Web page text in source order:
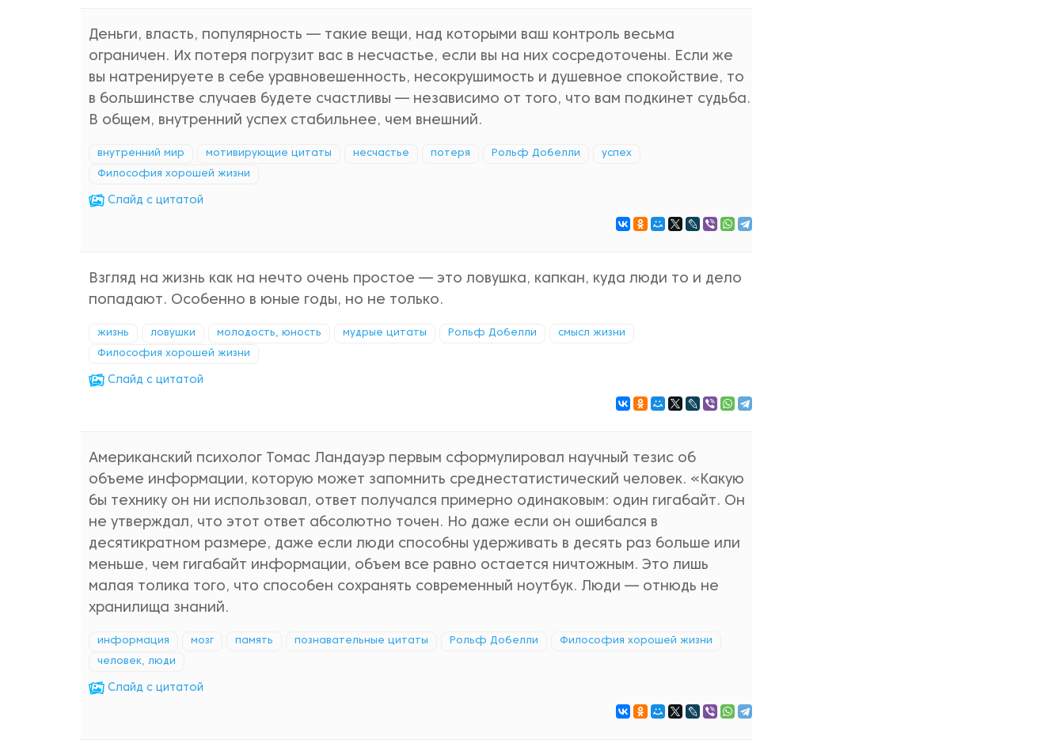
Деньги, власть, популярность — такие вещи, над которыми ваш контроль весьма
ограничен. Их потеря погрузит вас в несчастье, если вы на них сосредоточены. Если же
вы натренируете в себе уравновешенность, несокрушимость и душевное спокойствие, то
в большинстве случаев будете счастливы — независимо от того, что вам подкинет судьба.
В общем, внутренний успех стабильнее, чем внешний.
внутренний мир мотивирующие цитаты несчастье потеря Рольф Добелли успех
Философия хорошей жизни
Cлайд с цитатой
Взгляд на жизнь как на нечто очень простое — это ловушка, капкан, куда люди то и дело
попадают. Особенно в юные годы, но не только.
жизнь ловушки молодость, юность мудрые цитаты Рольф Добелли смысл жизни
Философия хорошей жизни
Cлайд с цитатой
Американский психолог Томас Ландауэр первым сформулировал научный тезис об
объеме информации, которую может запомнить среднестатистический человек. «Какую
бы технику он ни использовал, ответ получался примерно одинаковым: один гигабайт. Он
не утверждал, что этот ответ абсолютно точен. Но даже если он ошибался в
десятикратном размере, даже если люди способны удерживать в десять раз больше или
меньше, чем гигабайт информации, объем все равно остается ничтожным. Это лишь
малая толика того, что способен сохранять современный ноутбук. Люди — отнюдь не
хранилища знаний.
информация мозг память познавательные цитаты Рольф Добелли Философия хорошей жизни
человек, люди
Cлайд с цитатой